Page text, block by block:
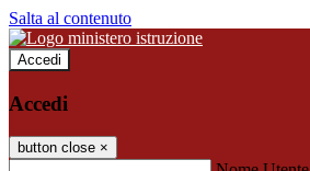
Salta al contenuto
Accedi
Accedi
button close ×